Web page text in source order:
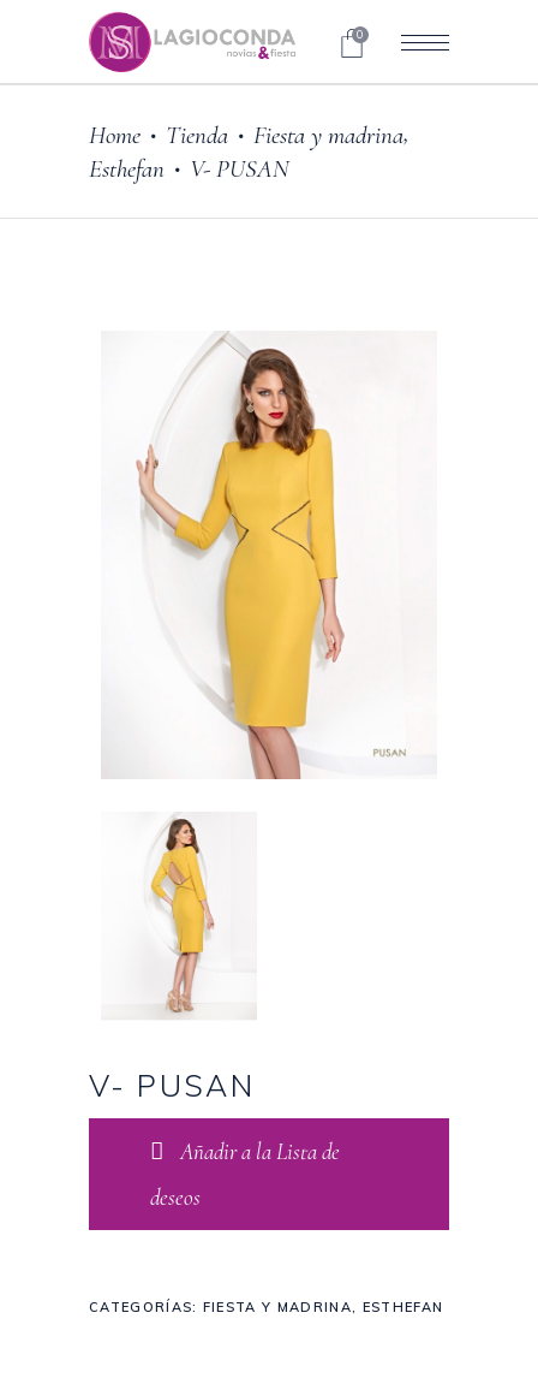
0
Home • Tienda • Fiesta y madrina,
Esthefan • V- PUSAN
V- PUSAN
Añadir a la Lista de
deseos
CATEGORÍAS: FIESTA Y MADRINA ESTHEFAN